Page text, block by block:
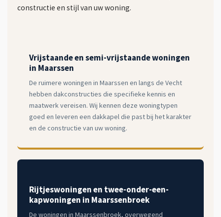
constructie en stijl van uw woning.
Vrijstaande en semi-vrijstaande woningen
in Maarssen
De ruimere woningen in Maarssen en langs de Vecht
hebben dakconstructies die specifieke kennis en
maatwerk vereisen. Wij kennen deze woningtypen
goed en leveren een dakkapel die past bij het karakter
en de constructie van uw woning.
Rijtjeswoningen en twee-onder-een-
kapwoningen in Maarssenbroek
De woningen in Maarssenbroek, overwegend